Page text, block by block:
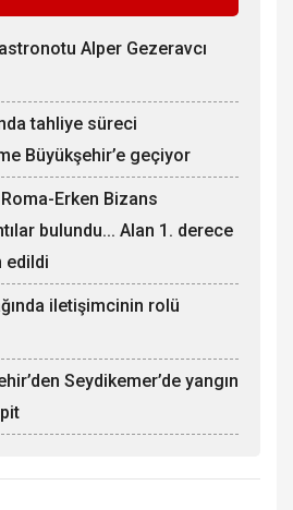
Alper Gezeravcı
tahliye süreci
Büyükşehir’e geçiyor
Erken Bizans
bulundu... Alan 1. derece
edildi
iletişimcinin rolü
Seydikemer’de yangın